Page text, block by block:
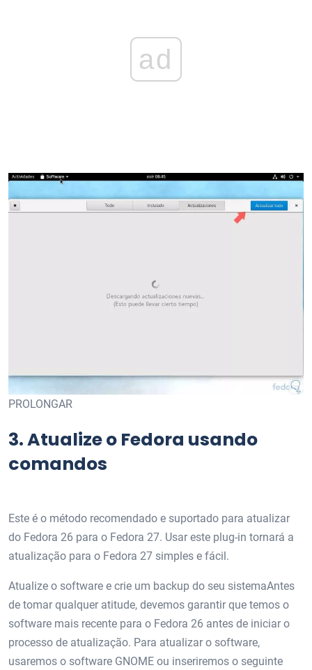
ad
PROLONGAR
3.Atualize o Fedora usando
comandos
Este é o método recomendado e suportado para atualizar
do Fedora 26 para o Fedora 27. Usar este plug-in tornará a
atualização para o Fedora 27 simples e fácil.
Atualize o software e crie um backup do seu sistemaAntes
de tomar qualquer atitude, devemos garantir que temos o
software mais recente para o Fedora 26 antes de iniciar o
processo de atualização. Para atualizar o software,
usaremos o software GNOME ou inseriremos o seguinte